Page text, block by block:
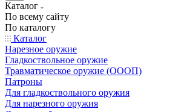
Каталог
По всему сайту
По каталогу
Каталог
Нарезное оружие
Гладкоствольное оружие
Травматическое оружие (ОООП)
Патроны
Для гладкоствольного оружия
Для нарезного оружия